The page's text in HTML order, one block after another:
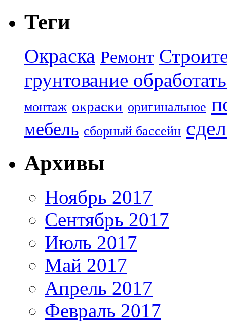
Теги
Окраска Ремонт
грунтование
монтаж окраски оригинальное
мебель сборный бассейн
Архивы
Ноябрь 2017
Сентябрь 2017
Июль 2017
Май 2017
Апрель 2017
Февраль 2017